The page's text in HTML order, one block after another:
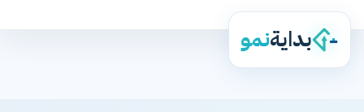
بدايةنمو